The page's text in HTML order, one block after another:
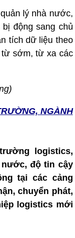
lý nhà nước,
động sang chủ
tích dữ liệu theo
sớm, từ xa các
NGÀNH
logistics,
độ tin cậy
tại các cảng
chuyển phát,
logistics mới